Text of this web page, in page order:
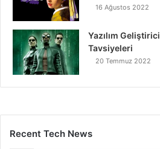
16 Ağustos 2022
Yazılım
Tavsiyeleri
20 Temmuz 2022
Recent Tech News